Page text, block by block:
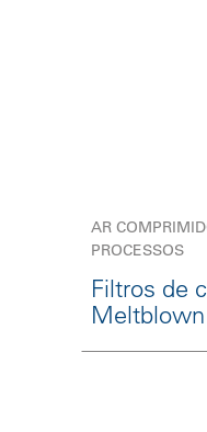
AR
PROCESSOS
Filtros de
Meltblown